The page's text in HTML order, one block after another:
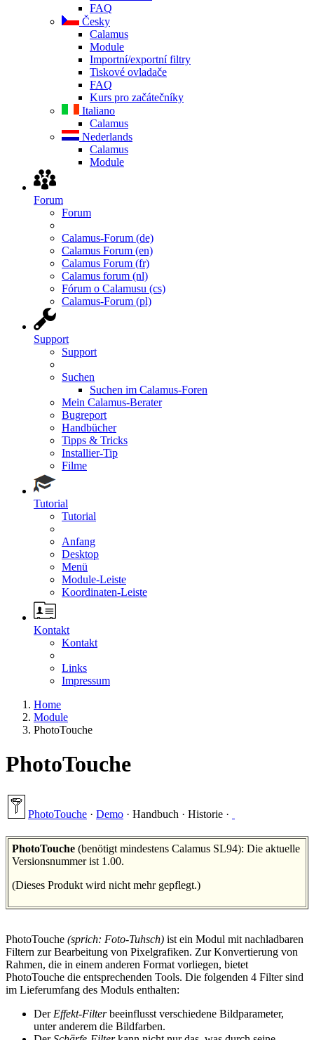
FAQ
Česky
Calamus
Module
Importní/exportní filtry
Tiskové ovladače
FAQ
Kurs pro začátečníky
Italiano
Calamus
Nederlands
Calamus
Module
Forum
Forum
Calamus-Forum (de)
Calamus Forum (en)
Calamus Forum (fr)
Calamus forum (nl)
Fórum o Calamusu (cs)
Calamus-Forum (pl)
Support
Support
Suchen
Suchen im Calamus-Foren
Mein Calamus-Berater
Bugreport
Handbücher
Tipps & Tricks
Installier-Tip
Filme
Tutorial
Tutorial
Anfang
Desktop
Menü
Module-Leiste
Koordinaten-Leiste
Kontakt
Kontakt
Links
Impressum
Home
Module
PhotoTouche
PhotoTouche
PhotoTouche · Demo · Handbuch · Historie ·
PhotoTouche (benötigt mindestens Calamus SL94): Die aktuelle
Versionsnummer ist 1.00.
(Dieses Produkt wird nicht mehr gepflegt.)
PhotoTouche (sprich: Foto-Tuhsch) ist ein Modul mit nachladbaren
Filtern zur Bearbeitung von Pixelgrafiken. Zur Konvertierung von
Rahmen, die in einem anderen Format vorliegen, bietet
PhotoTouche die entsprechenden Tools. Die folgenden 4 Filter sind
im Lieferumfang des Moduls enthalten:
Der Effekt-Filterbeeinflusst verschiedene Bildparameter,
unter anderem die Bildfarben.